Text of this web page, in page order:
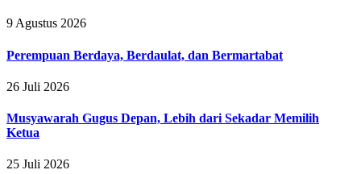
9 Agustus 2026
Perempuan Berdaya, Berdaulat, dan Bermartabat
26 Juli 2026
Musyawarah Gugus Depan, Lebih dari Sekadar Memilih
Ketua
25 Juli 2026